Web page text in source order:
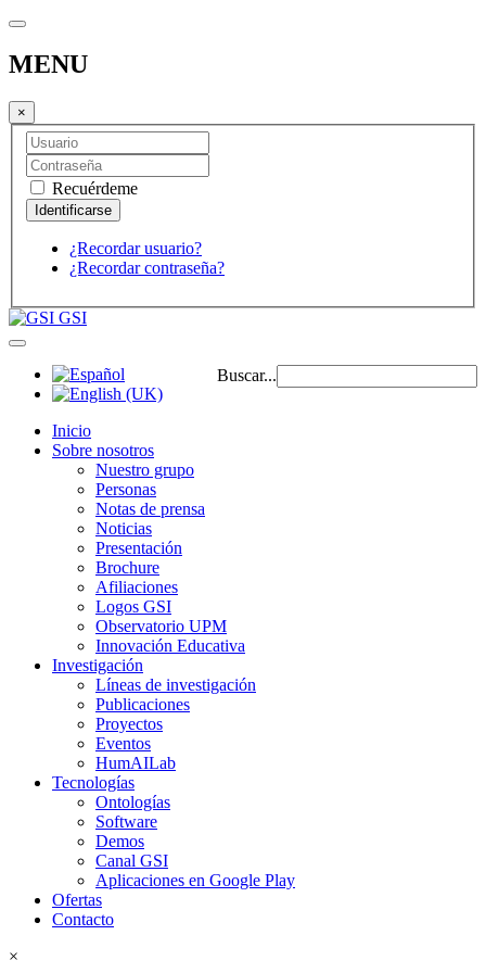
MENU
×
Recuérdeme
¿Recordar usuario?
¿Recordar contraseña?
GSI
Buscar...
Inicio
Sobre nosotros
Nuestro grupo
Personas
Notas de prensa
Noticias
Presentación
Brochure
Afiliaciones
Logos GSI
Observatorio UPM
Innovación Educativa
Investigación
Líneas de investigación
Publicaciones
Proyectos
Eventos
HumAILab
Tecnologías
Ontologías
Software
Demos
Canal GSI
Aplicaciones en Google Play
Ofertas
Contacto
×